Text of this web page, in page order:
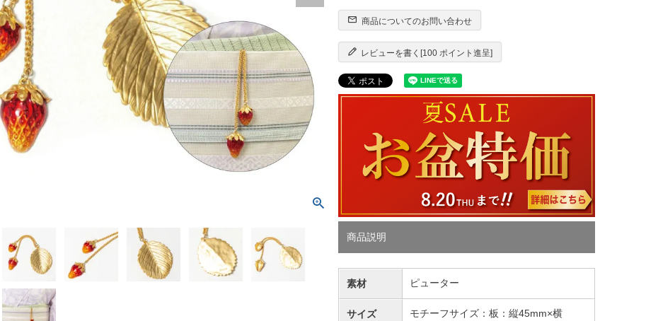
商品についてのお問い合わせ
レビューを書く[100 ポイント進呈]
商品説明
素材 ピューター
サイズ
モチーフサイズ：板：縦45mm×横